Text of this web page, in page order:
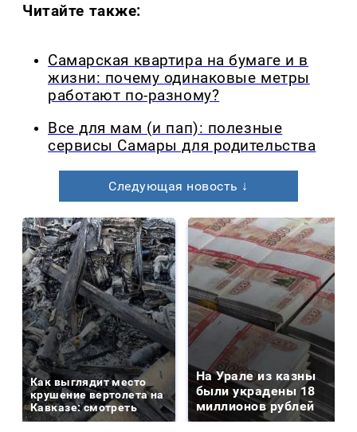
Читайте также:
Самарская квартира на бумаге и в
жизни: почему одинаковые метры
работают по-разному?
Все для мам (и пап): полезные
сервисы Самары для родительства
Следующая новость ↓
Как выглядит место
крушение вертолета на
Кавказе: смотреть
На Урале из казны
были украдены 18
миллионов рублей